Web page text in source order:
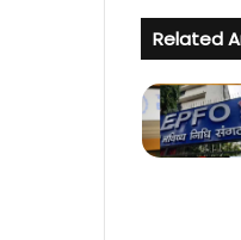
Related